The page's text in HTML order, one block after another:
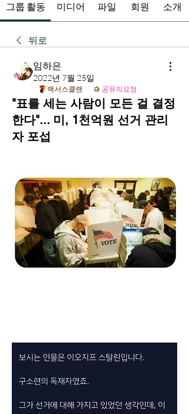
그룹 활동 미디어 파일 회원 소개
뒤로
임하은
2022년 7월 25일
백서스클랜 공유의요정
"표를 세는 사람이 모든 걸 결정
한다"... 미, 1천억원 선거 관리
자 포섭